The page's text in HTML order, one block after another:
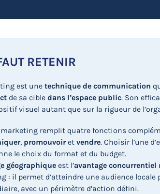
RETENIR
est une technique de communication
de sa cible dans l’espace public. Son
visuel autant que sur la rigueur de
marketing remplit quatre fonctions
, promouvoiret vendre. Choisir l’une
le choix du format et du budget.
géographiqueest l’avantage concurrentiel
: il permet d’atteindre une audience locale
avec un périmètre d’action défini.